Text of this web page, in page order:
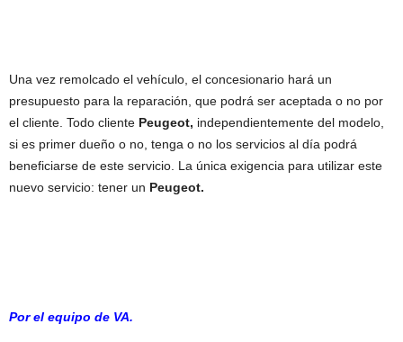
Una vez remolcado el vehículo, el concesionario hará un
presupuesto para la reparación, que podrá ser aceptada o no por
el cliente. Todo cliente Peugeot, independientemente del modelo,
si es primer dueño o no, tenga o no los servicios al día podrá
beneficiarse de este servicio. La única exigencia para utilizar este
nuevo servicio: tener un Peugeot.
Por el equipo de VA.